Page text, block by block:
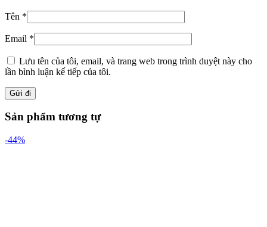
Tên *
Email *
Lưu tên của tôi, email, và trang web trong trình duyệt này cho
lần bình luận kế tiếp của tôi.
Sản phẩm tương tự
-44%